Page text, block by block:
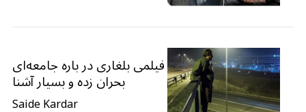
فیلمی بلغاری در باره جامعه‌ای
بحران زده و بسیار آشنا
Saide Kardar